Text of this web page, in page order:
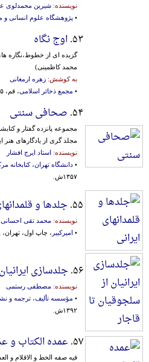
نویسنده: شیرین محمدلوی
• پژوهشگاه علوم انسانی و
۵۳. اوج نگاه
گزیده ای از خطوط،نگاره
محمد کاظمینی)
به کوشش: زهره ارمغانی
• مجمع ذخائر اسلامی، قم، ۱۳۸۵ش.
۵۴. صحافی سنتی
مجموعه پانزده گفتار و
مجلد گری از یادگارهای هنر
نویسنده: استاد ایرج افشار
• دانشگاه تهران، کتابخانه
۱۳۵۷ش.
۵۵. جلدها و
نویسنده: محمد تقی احسانی
• امیرکبیر ، چاپ اول، تهران، ۱۳۶۸ش.، 2 جلد
۵۶. جلدسازی
نویسنده: مصطفی رستمی
• مؤسسه تألیف، ترجمه و
۱۳۹۲ش.
۵۷. عمده الکتاب و
فیه‌ صفه‌ ‌الخط و ‌الاقلام‌ و